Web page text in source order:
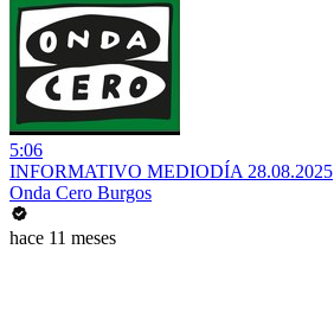
5:06
INFORMATIVO MEDIODÍA 28.08.2025
Onda Cero Burgos
hace 11 meses